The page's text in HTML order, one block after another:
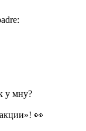
у мну?
👀